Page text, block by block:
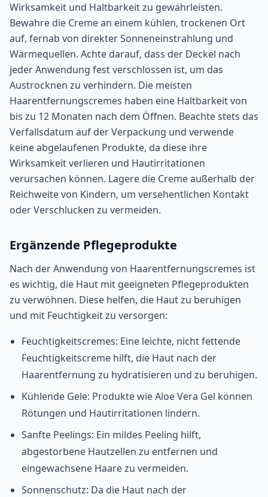
Wirksamkeit und Haltbarkeit zu gewährleisten.
Bewahre die Creme an einem kühlen, trockenen Ort
auf, fernab von direkter Sonneneinstrahlung und
Wärmequellen. Achte darauf, dass der Deckel nach
jeder Anwendung fest verschlossen ist, um das
Austrocknen zu verhindern. Die meisten
Haarentfernungscremes haben eine Haltbarkeit von
bis zu 12 Monaten nach dem Öffnen. Beachte stets das
Verfallsdatum auf der Verpackung und verwende
keine abgelaufenen Produkte, da diese ihre
Wirksamkeit verlieren und Hautirritationen
verursachen können. Lagere die Creme außerhalb der
Reichweite von Kindern, um versehentlichen Kontakt
oder Verschlucken zu vermeiden.
Ergänzende Pflegeprodukte
Nach der Anwendung von Haarentfernungscremes ist
es wichtig, die Haut mit geeigneten Pflegeprodukten
zu verwöhnen. Diese helfen, die Haut zu beruhigen
und mit Feuchtigkeit zu versorgen:
Feuchtigkeitscremes: Eine leichte, nicht fettende
Feuchtigkeitscreme hilft, die Haut nach der
Haarentfernung zu hydratisieren und zu beruhigen.
Kühlende Gele: Produkte wie Aloe Vera Gel können
Rötungen und Hautirritationen lindern.
Sanfte Peelings: Ein mildes Peeling hilft,
abgestorbene Hautzellen zu entfernen und
eingewachsene Haare zu vermeiden.
Sonnenschutz: Da die Haut nach der